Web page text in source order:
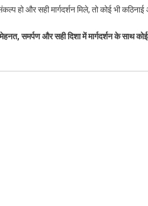
हो और सही मार्गदर्शन मिले, तो कोई भी
समर्पण और सही दिशा में मार्गदर्शन के साथ